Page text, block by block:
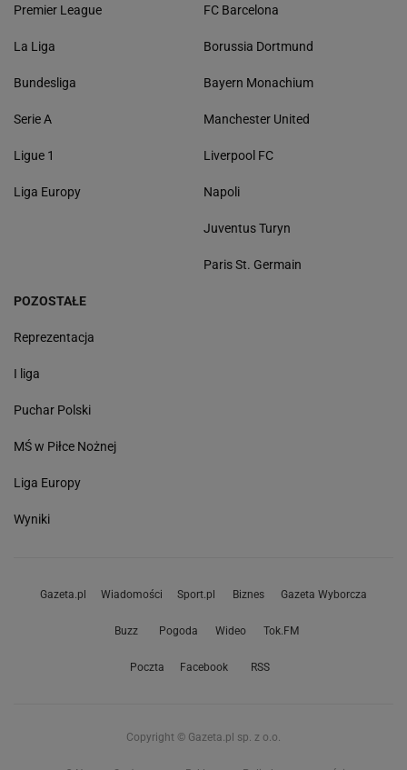
Premier League
La Liga
Bundesliga
Serie A
Ligue 1
Liga Europy
FC Barcelona
Borussia Dortmund
Bayern Monachium
Manchester United
Liverpool FC
Napoli
Juventus Turyn
Paris St. Germain
POZOSTAŁE
Reprezentacja
I liga
Puchar Polski
MŚ w Piłce Nożnej
Liga Europy
Wyniki
Gazeta.pl Wiadomości Sport.pl Biznes Gazeta Wyborcza
Buzz Pogoda Wideo Tok.FM
Poczta Facebook RSS
Copyright © Gazeta.pl sp. z o.o.